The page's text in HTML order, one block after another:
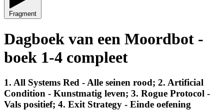
Fragment
Dagboek van een Moordbot -
boek 1-4 compleet
1. All Systems Red - Alle seinen rood; 2. Artificial
Condition - Kunstmatig leven; 3. Rogue Protocol -
Vals positief; 4. Exit Strategy - Einde oefening